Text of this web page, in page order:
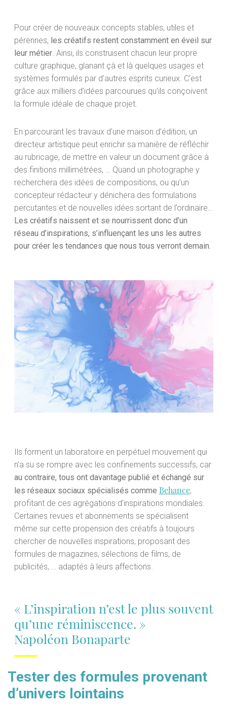
Pour créer de nouveaux concepts stables, utiles et
pérennes, les créatifs restent constamment en éveil sur
leur métier. Ainsi, ils construisent chacun leur propre
culture graphique, glanant çà et là quelques usages et
systèmes formulés par d’autres esprits curieux. C’est
grâce aux milliers d’idées parcourues qu’ils conçoivent
la formule idéale de chaque projet.
En parcourant les travaux d’une maison d’édition, un
directeur artistique peut enrichir sa manière de réfléchir
au rubricage, de mettre en valeur un document grâce à
des finitions millimétrées, … Quand un photographe y
recherchera des idées de compositions, ou qu’un
concepteur rédacteur y dénichera des formulations
percutantes et de nouvelles idées sortant de l’ordinaire…
Les créatifs naissent et se nourrissent donc d’un
réseau d’inspirations, s’influençant les uns les autres
pour créer les tendances que nous tous verront demain.
Ils forment un laboratoire en perpétuel mouvement qui
n’a su se rompre avec les confinements successifs, car
au contraire, tous ont davantage publié et échangé sur
les réseaux sociaux spécialisés comme Behance,
profitant de ces agrégations d’inspirations mondiales.
Certaines revues et abonnements se spécialisent
même sur cette propension des créatifs à toujours
chercher de nouvelles inspirations, proposant des
formules de magazines, sélections de films, de
publicités, … adaptés à leurs affections.
« L’inspiration n’est le plus souvent
qu’une réminiscence. »
Napoléon Bonaparte
Tester des formules provenant
d’univers lointains